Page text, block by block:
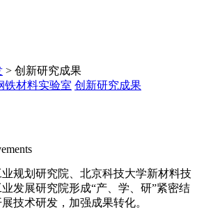
> 创新研究成果
铁材料实验室 创新研究成果
规划研究院、北京科技大学新材料技
发展研究院形成“产、学、研”紧密结
技术研发，加强成果转化。